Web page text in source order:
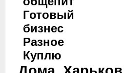
Готовый
бизнес
Разное
Куплю